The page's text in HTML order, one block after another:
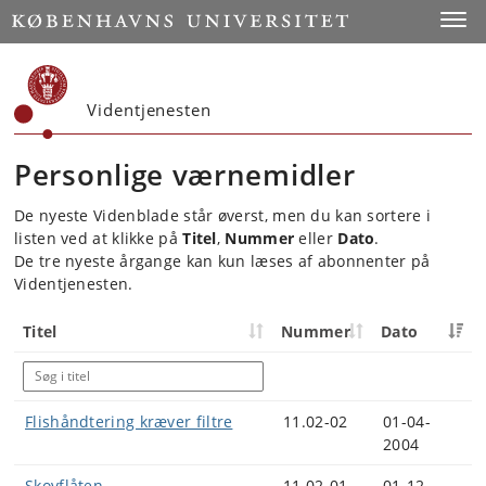
Start
Videntjenesten
Personlige værnemidler
De nyeste Videnblade står øverst, men du kan sortere i
listen ved at klikke påTitel, Nummer eller Dato.
De tre nyeste årgange kan kun læses af abonnenter på
Videntjenesten.
Titel Nummer Dato
Flishåndtering kræver filtre 11.02-02
01-04-
2004